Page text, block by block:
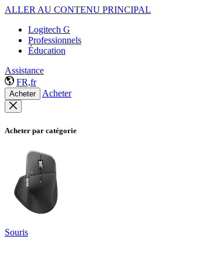
ALLER AU CONTENU PRINCIPAL
Logitech G
Professionnels
Éducation
Assistance
FR,fr
Acheter Acheter
Acheter par catégorie
Souris